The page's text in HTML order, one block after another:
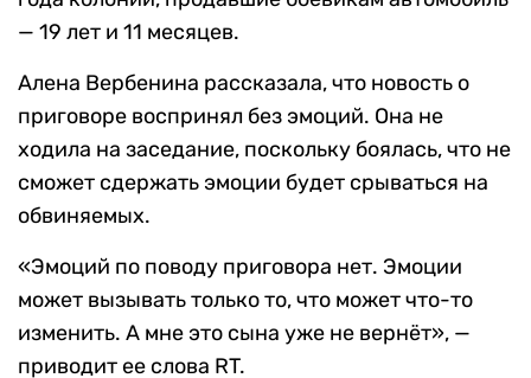
— 19 лет и 11 месяцев.
Алена Вербенина рассказала, что новость о
приговоре воспринял без эмоций. Она не
ходила на заседание, поскольку боялась, что не
сможет сдержать эмоции будет срываться на
обвиняемых.
«Эмоций по поводу приговора нет. Эмоции
может вызывать только то, что может что-то
изменить. А мне это сына уже не вернёт», —
приводит ее слова RT.